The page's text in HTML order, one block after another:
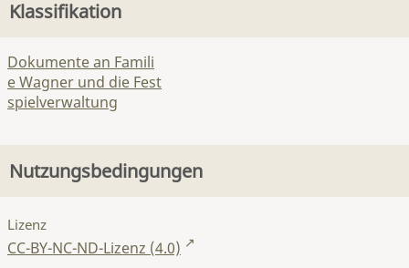
Klassifikation
Dokumente an Famili
e Wagner und die Fest
spielverwaltung
Nutzungsbedingungen
Lizenz
CC-BY-NC-ND-Lizenz (4.0)